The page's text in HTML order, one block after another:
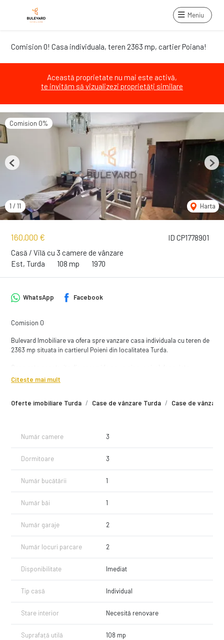
Meniu
Comision 0! Casa individuala, teren 2363 mp, cartier Poiana!
Această proprietate nu mai este activă,
te invităm să vizualizezi proprietăți similare
ID CP1778901
160,000 €
Casă / Vilă cu 3 camere de vânzare
Est, Turda
108 mp 1970
Comision 0%
1 / 11 Harta
Previous Next
Oferte imobiliare Turda Case de vânzare Turda Case de
WhatsApp Facebook
Comision 0
Bulevard Imobiliare va ofera spre vanzare casa individuala cu teren de
2363 mp situata in cartierul Poieni din localitatea Turda.
posibilitate de mansardare.
-1 camara;
-1 hol.
strada de 21 metri.
Proprietatea dispune de toate utilitatile mijloacele de transport in
comun sunt la mica distanta.
Confortul termic este realizat cu ajutorul centralei termice proprii.
Recomand aceasta proprietate persoanelor care doresc sa locuiasca
intr-o zona de case linistita si intr-o zona cu multe spatii verzi.
Citește mai mult
Număr camere 3
Dormitoare 3
Număr bucătării 1
Număr băi 1
Număr garaje 2
Număr locuri parcare 2
Disponibilitate Imediat
Tip casă Individual
Stare interior Necesită renovare
Suprafață utilă 108 mp